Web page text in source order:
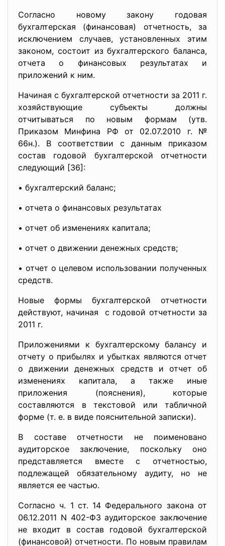
Согласно новому закону годовая
бухгалтерская (финансовая) отчетность, за
исключением случаев, установленных этим
законом, состоит из бухгалтерского баланса,
отчета о финансовых результатах и
приложений к ним.
Начиная с бухгалтерской отчетности за 2011 г.
хозяйствующие субъекты должны
отчитываться по новым формам (утв.
Приказом Минфина РФ от 02.07.2010 г. №
66н.). В соответствии с данным приказом
состав годовой бухгалтерской отчетности
следующий [36]:
• бухгалтерский баланс;
• отчета о финансовых результатах
• отчет об изменениях капитала;
• отчет о движении денежных средств;
• отчет о целевом использовании полученных
средств.
Новые формы бухгалтерской отчетности
действуют, начиная с годовой отчетности за
2011 г.
Приложениями к бухгалтерскому балансу и
отчету о прибылях и убытках являются отчет
о движении денежных средств и отчет об
изменениях капитала, а также иные
приложения (пояснения), которые
составляются в текстовой или табличной
форме (т. е. в виде пояснительной записки).
В составе отчетности не поименовано
аудиторское заключение, поскольку оно
представляется вместе с отчетностью,
подлежащей обязательному аудиту, но не
является ее частью.
Согласно ч. 1 ст. 14 Федерального закона от
06.12.2011 N 402-ФЗ аудиторское заключение
не входит в состав годовой бухгалтерской
(финансовой) отчетности. По новым правилам